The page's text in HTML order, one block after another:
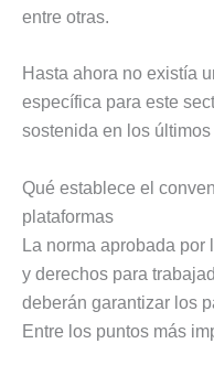
entre otras.
Hasta ahora no existía
específica para este
sostenida en los
Qué establece el
plataformas
La norma aprobada
y derechos para
deberán garantizar los
Entre los puntos más